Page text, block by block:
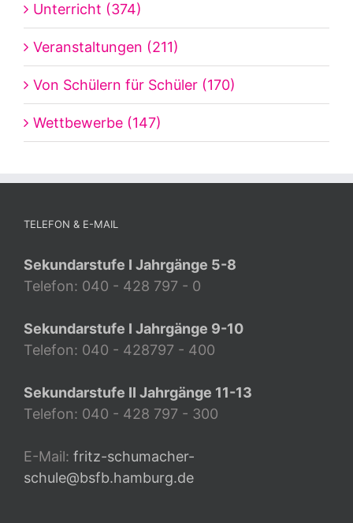
Unterricht (374)
Veranstaltungen (211)
Von Schülern für Schüler (170)
Wettbewerbe (147)
TELEFON & E-MAIL
Sekundarstufe I Jahrgänge 5-8
Telefon: 040 - 428 797 - 0
Sekundarstufe I Jahrgänge 9-10
Telefon: 040 - 428797 - 400
Sekundarstufe II Jahrgänge 11-13
Telefon: 040 - 428 797 - 300
E-Mail: fritz-schumacher-
schule@bsfb.hamburg.de